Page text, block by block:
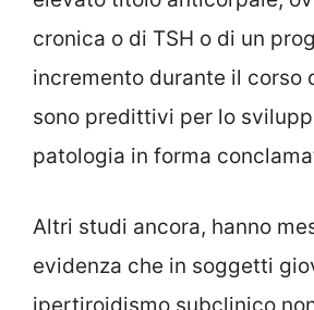
cronica o di TSH o di un
incremento durante il corso
sono predittivi per lo
patologia in forma
Altri studi ancora, hanno
evidenza che in soggetti
ipertiroidismo subclinico